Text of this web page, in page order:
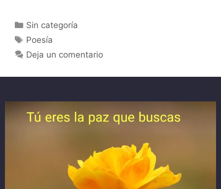
Sin categoría
Poesía
Deja un comentario